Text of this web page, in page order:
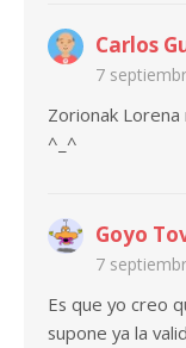
Carlos
7
Zorionak
^_^
Goyo
7
Es que yo creo
supone ya la